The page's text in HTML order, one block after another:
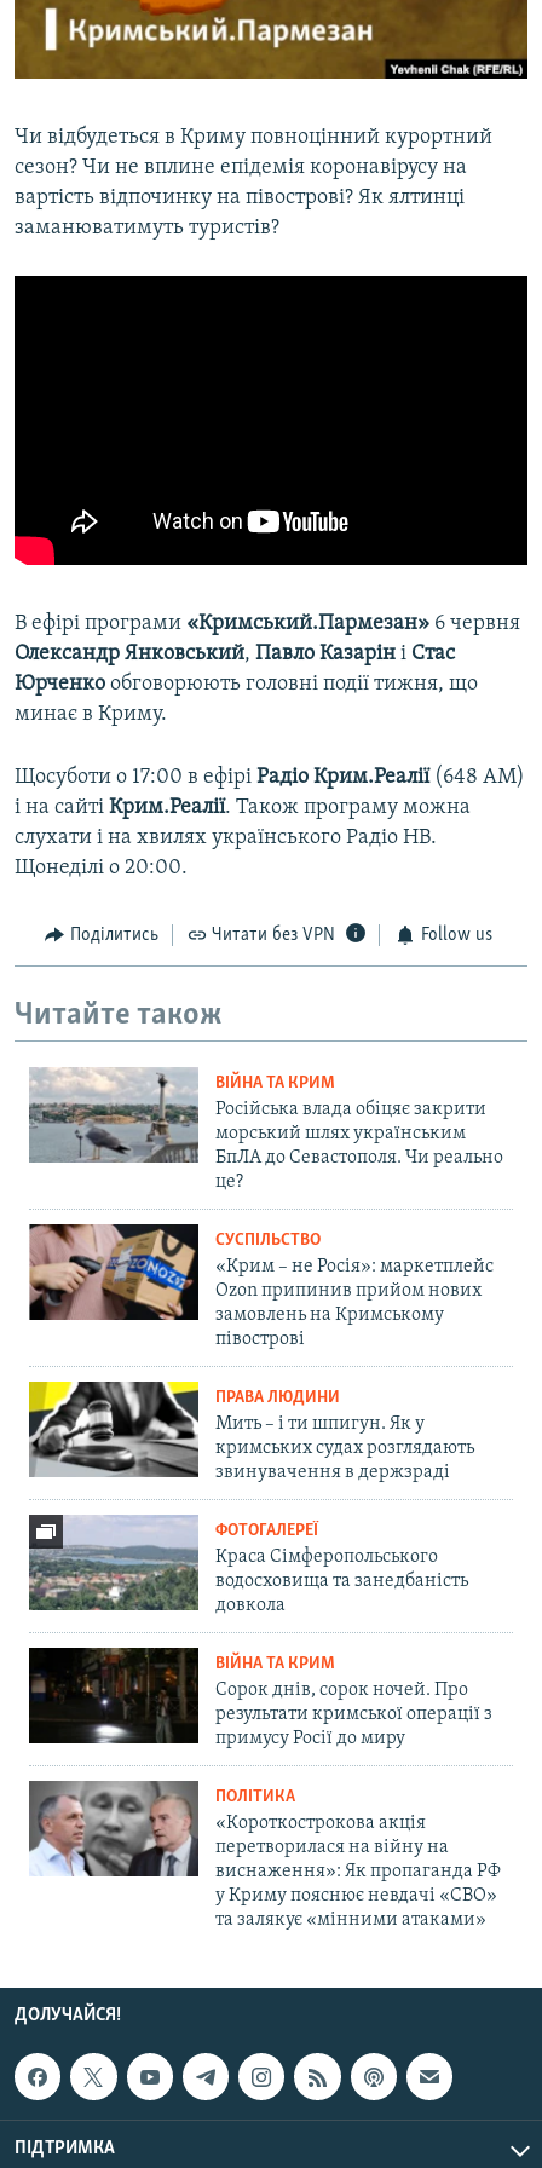
ВІДЕОУРОКИ «ELIFBE»
ІНФОГРАФІКА
Русский
Qırımtatar
ДОЛУЧАЙСЯ!
Чи відбудеться в Криму повноцінний курортний
сезон? Чи не вплине епідемія коронавірусу на
вартість відпочинку на півострові? Як ялтинці
заманюватимуть туристів?
В ефірі програми «Кримський.Пармезан» 6 червня
Олександр Янковський, Павло Казарін і Стас
Юрченко обговорюють головні події тижня, що
минає в Криму.
Щосуботи о 17:00 в ефірі Радіо Крим.Реалії(648 АМ)
і на сайті Крим.Реалії. Також програму можна
слухати і на хвилях українського Радіо НВ.
Щонеділі о 20:00.
Поділитись Читати без VPN Follow us
Читайте також
ВІЙНА ТА КРИМ
Російська влада обіцяє закрити
морський шлях українським
БпЛА до Севастополя. Чи реально
це?
СУСПІЛЬСТВО
«Крим – не Росія»: маркетплейс
Ozon припинив прийом нових
замовлень на Кримському
півострові
ПРАВА ЛЮДИНИ
Мить – і ти шпигун. Як у
кримських судах розглядають
звинувачення в держзраді
ФОТОГАЛЕРЕЇ
Краса Сімферопольського
водосховища та занедбаність
довкола
ВІЙНА ТА КРИМ
Сорок днів, сорок ночей. Про
результати кримської операції з
примусу Росії до миру
ПОЛІТИКА
«Короткострокова акція
перетворилася на війну на
виснаження»: Як пропаганда РФ
у Криму пояснює невдачі «СВО»
та залякує «мінними атаками»
ДОЛУЧАЙСЯ!
ПІДТРИМКА